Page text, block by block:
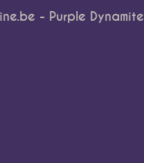
- Purple Dynamite